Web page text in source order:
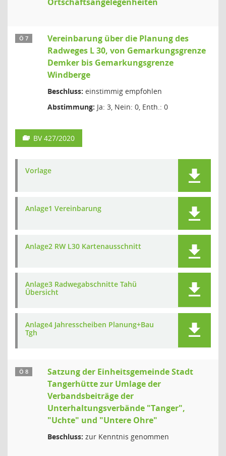
Ö 7
Vereinbarung über die Planung des
Radweges L 30, von Gemarkungsgrenze
Demker bis Gemarkungsgrenze
Windberge
Beschluss: einstimmig empfohlen
Abstimmung: Ja: 3, Nein: 0, Enth.: 0
BV 427/2020
Vorlage
Anlage1 Vereinbarung
Anlage2 RW L30 Kartenausschnitt
Anlage3 Radwegabschnitte Tahü
Übersicht
Anlage4 Jahresscheiben Planung+Bau
Tgh
Ö 8
Satzung der Einheitsgemeinde Stadt
Tangerhütte zur Umlage der
Verbandsbeiträge der
Unterhaltungsverbände "Tanger",
"Uchte" und "Untere Ohre"
Beschluss: zur Kenntnis genommen